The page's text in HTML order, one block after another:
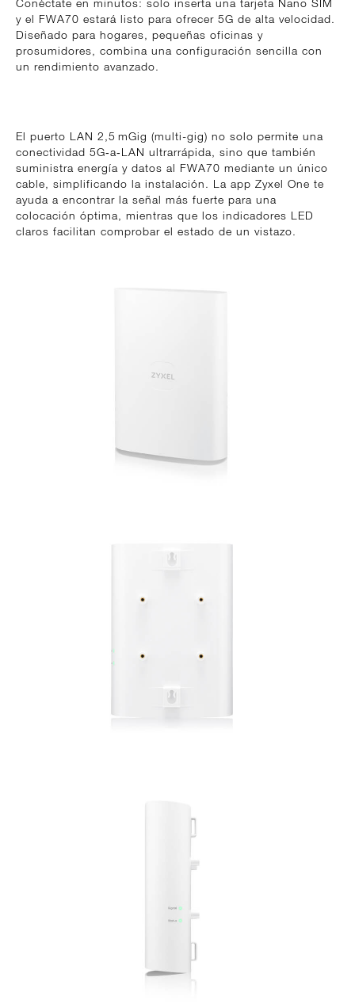
y el FWA70 estará listo para ofrecer 5G de alta velocidad.
Diseñado para hogares, pequeñas oficinas y
prosumidores, combina una configuración sencilla con
un rendimiento avanzado.
El puerto LAN 2,5 mGig (multi-gig) no solo permite una
conectividad 5G‑a‑LAN ultrarrápida, sino que también
suministra energía y datos al FWA70 mediante un único
cable, simplificando la instalación. La app Zyxel One te
ayuda a encontrar la señal más fuerte para una
colocación óptima, mientras que los indicadores LED
claros facilitan comprobar el estado de un vistazo.